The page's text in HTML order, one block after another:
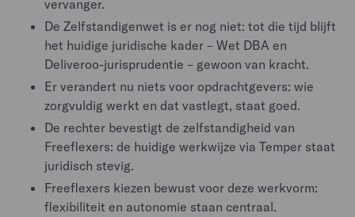
vervanger.
De Zelfstandigenwet is er nog niet: tot die tijd blijft
het huidige juridische kader – Wet DBA en
Deliveroo-jurisprudentie – gewoon van kracht.
Er verandert nu niets voor opdrachtgevers: wie
zorgvuldig werkt en dat vastlegt, staat goed.
De rechter bevestigt de zelfstandigheid van
Freeflexers: de huidige werkwijze via Temper staat
juridisch stevig.
Freeflexers kiezen bewust voor deze werkvorm:
flexibiliteit en autonomie staan centraal.